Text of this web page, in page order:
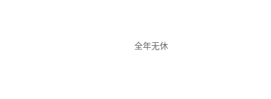
全年无休